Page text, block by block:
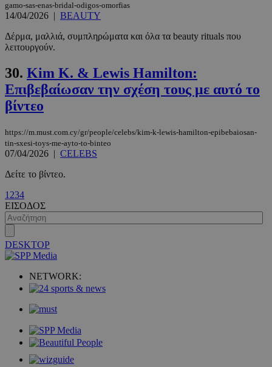
gamo-sas-enas-bridal-odigos-omorfias
14/04/2026 | BEAUTY
Δέρμα, μαλλιά, συμπληρώματα και όλα τα beauty rituals που
λειτουργούν.
30. Kim K. & Lewis Hamilton:
Επιβεβαίωσαν την σχέση τους με αυτό το
βίντεο
https://m.must.com.cy/gr/people/celebs/kim-k-lewis-hamilton-epibebaiosan-
tin-sxesi-toys-me-ayto-to-binteo
07/04/2026 | CELEBS
Δείτε το βίντεο.
1 234
ΕΙΣΟΔΟΣ
DESKTOP
NETWORK: